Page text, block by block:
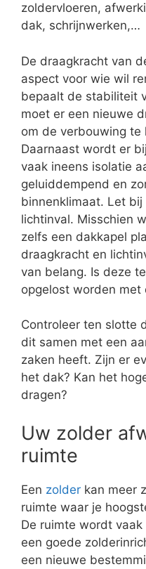
zoldervloeren,
dak, schrijnwerken,…
De draagkracht van
aspect voor wie wil
bepaalt de stabiliteit
moet er een nieuwe
om de verbouwing te
Daarnaast wordt er
vaak ineens isolatie
geluiddempend en
binnenklimaat. Let
lichtinval. Misschien
zelfs een dakkapel
draagkracht en
van belang. Is deze
opgelost worden met
Controleer ten slotte
dit samen met een
zaken heeft. Zijn er
het dak? Kan het
dragen?
Uw zolder
ruimte
Een zolder kan meer
ruimte waar je
De ruimte wordt
een goede
een nieuwe